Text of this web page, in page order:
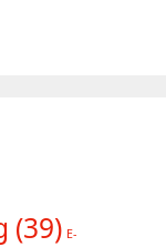
(39) E-